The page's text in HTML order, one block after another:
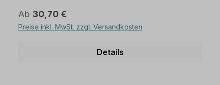
grundsätzlich vom Rückgaberecht
ausgeschlossen.
Städte, Gemeinden und Unternehmen erhältlich.
Die quadratische Schildervariante kann als
Einzelschild zum Einsatz kommen oder in
des Parkplatzschildes /
hier an – P-Q-20: Material: Aluminium 2 mm
Regulärer Preis:
Ab 30,70 €
Preise inkl. MwSt. zzgl. Versandkosten
Details